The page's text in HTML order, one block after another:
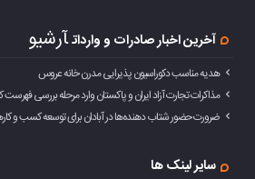
آخرین اخبار صادرات و واردات آرشیو
هدیه مناسب دکوراسیون پذیرایی مدرن خانه عروس
مذاکرات تجارت آزاد ایران و پاکستان وارد مرحله بررسی فهرست
ضرورت حضور شتاب ‌دهنده‌ها در آبادان برای توسعه کسب‌ و
سایر لینک ها